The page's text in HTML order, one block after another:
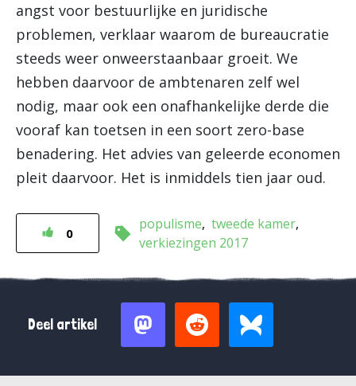
angst voor bestuurlijke en juridische
problemen, verklaar waarom de bureaucratie
steeds weer onweerstaanbaar groeit. We
hebben daarvoor de ambtenaren zelf wel
nodig, maar ook een onafhankelijke derde die
vooraf kan toetsen in een soort zero-base
benadering. Het advies van geleerde economen
pleit daarvoor. Het is inmiddels tien jaar oud.
0
populisme tweede kamer
verkiezingen 2017
Deel artikel